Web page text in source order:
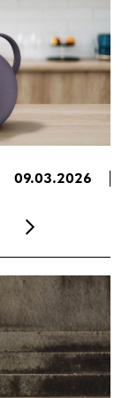
09.03.2026